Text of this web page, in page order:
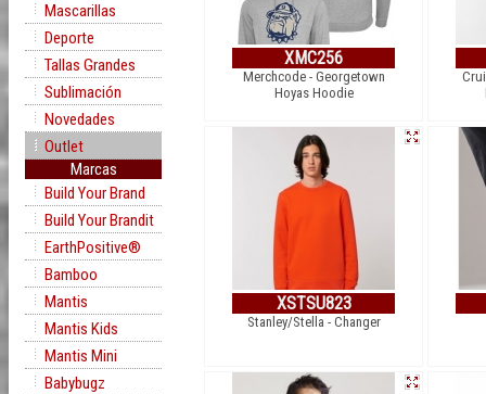
Mascarillas
Deporte
Tallas Grandes
Sublimación
Novedades
Outlet
Marcas
Build Your Brand
Build Your Brandit
EarthPositive®
Bamboo
Mantis
Mantis Kids
Mantis Mini
Babybugz
XMC256
Merchcode - Georgetown
Hoyas Hoodie
XSTSU823
Stanley/Stella - Changer